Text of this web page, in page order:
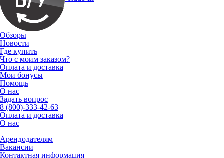
Обзоры
Новости
Где купить
Что с моим заказом?
Оплата и доставка
Мои бонусы
Помощь
О нас
Задать вопрос
8 (800)-333-42-63
Оплата и доставка
О нас
Арендодателям
Вакансии
Контактная информация